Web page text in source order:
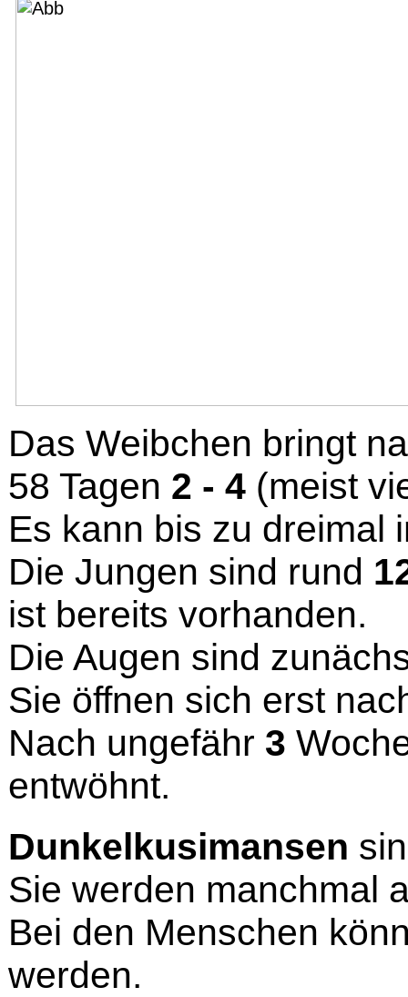
Das Weibchen bringt
58 Tagen 2 - 4 (meist
Es kann bis zu dreimal
Die Jungen sind rund
ist bereits vorhanden.
Die Augen sind
Sie öffnen sich erst
Nach ungefähr 3
entwöhnt.
Dunkelkusimansen
Sie werden manchmal
Bei den Menschen
werden.